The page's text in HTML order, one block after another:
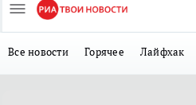
Все новости Горячее Лайфхак